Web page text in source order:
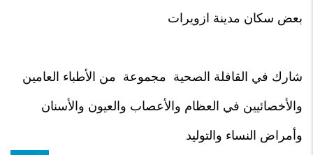
بعض سكان مدينة ازويرات
شارك في القافلة الصحية مجموعة من الأطباء العامين
والأخصائيين في العظام والأعصاب والعيون والأسنان
وأمراض النساء والتوليد